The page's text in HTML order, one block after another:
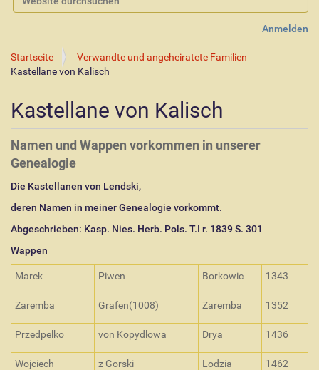
Anmelden
Startseite
Verwandte und angeheiratete Familien
Kastellane von Kalisch
Kastellane von Kalisch
Namen und Wappen vorkommen in unserer
Genealogie
Die Kastellanen von Lendski,
deren Namen in meiner Genealogie vorkommt.
Abgeschrieben: Kasp. Nies. Herb. Pols. T.I r. 1839 S. 301
Wappen
Marek Piwen Borkowic 1343
Zaremba Grafen(1008) Zaremba 1352
Przedpelko von Kopydlowa Drya 1436
Wojciech z Gorski Lodzia 1462